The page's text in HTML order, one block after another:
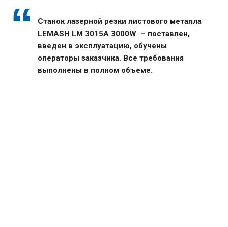
Станок лазерной резки листового металла
LEMASH LM 3015A 3000W – поставлен,
введен в эксплуатацию, обучены
операторы заказчика. Все требования
выполнены в полном объеме.